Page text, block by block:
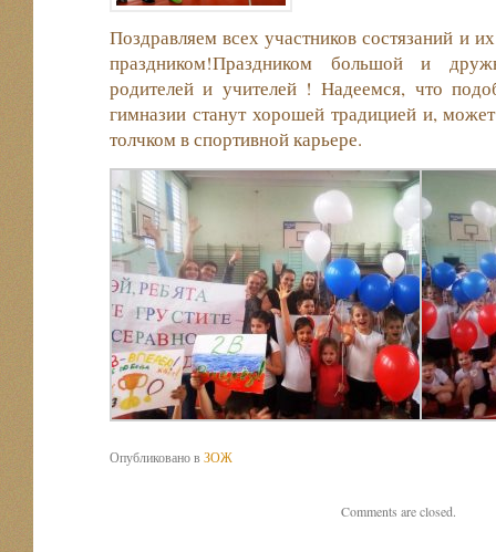
Поздравляем всех участников состязаний и
праздником!Праздником большой и
родителей и учителей ! Надеемся, что
гимназии станут хорошей традицией и,
толчком в спортивной карьере.
Опубликовано вЗОЖ
Comments are closed.